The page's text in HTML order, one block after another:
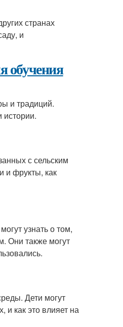
странах
и
обучения
и традиций.
истории.
с сельским
и фрукты, как
узнать о том,
Они также могут
Дети могут
и как это влияет на